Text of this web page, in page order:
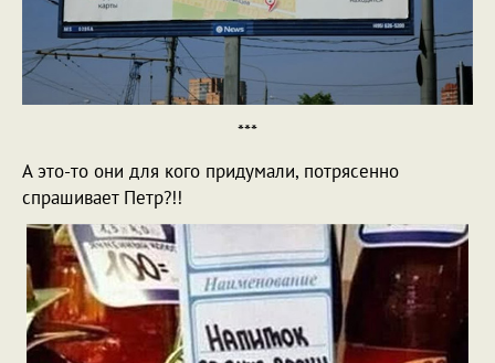
***
А это-то они для кого придумали, потрясенно
спрашивает Петр?!!